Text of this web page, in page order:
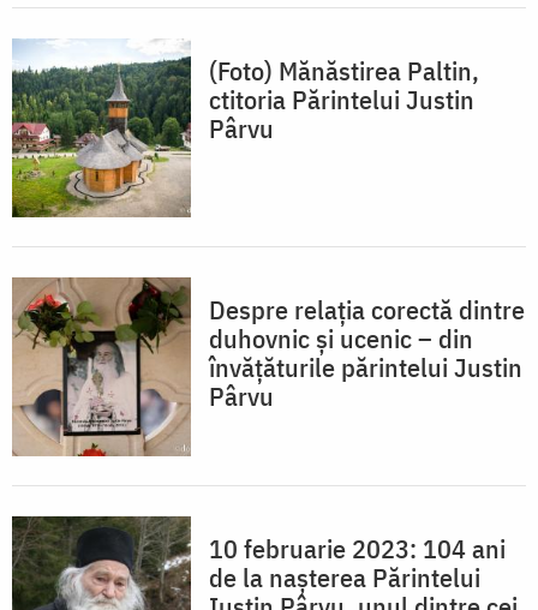
(Foto) Mănăstirea Paltin,
ctitoria Părintelui Justin
Pârvu
Despre relația corectă dintre
duhovnic și ucenic – din
învățăturile părintelui Justin
Pârvu
10 februarie 2023: 104 ani
de la nașterea Părintelui